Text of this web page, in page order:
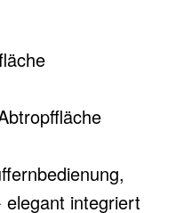
integriert